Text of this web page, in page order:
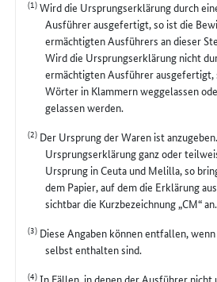
(1)Wird die Ursprungserklärung durch
Ausführer ausgefertigt, so ist die
ermächtigten Ausführers an dieser
Wird die Ursprungserklärung nicht
ermächtigten Ausführer ausgefertigt,
Wörter in Klammern weggelassen
gelassen werden.
(2) Der Ursprung der Waren ist
Ursprungserklärung ganz oder
Ursprung in Ceuta und Melilla, so
dem Papier, auf dem die Erklärung
sichtbar die Kurzbezeichnung „CM“ an.
(3) Diese Angaben können entfallen,
selbst enthalten sind.
(4)In Fällen, in denen der Ausführer nicht